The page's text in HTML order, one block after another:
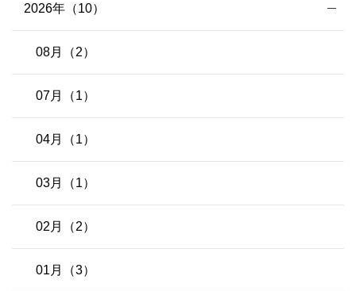
2026年（10）
08月（2）
07月（1）
04月（1）
03月（1）
02月（2）
01月（3）